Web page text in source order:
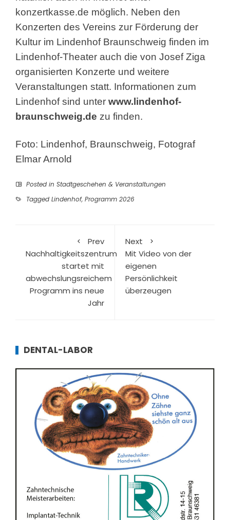
konzertkasse.de möglich. Neben den
Konzerten des Vereins zur Förderung der
Kultur im Lindenhof Braunschweig finden im
Lindenhof-Theater auch die von Josef Ziga
organisierten Konzerte und weitere
Veranstaltungen statt. Informationen zum
Lindenhof sind unter www.lindenhof-
braunschweig.de zu finden.
Foto: Lindenhof, Braunschweig, Fotograf
Elmar Arnold
Posted in Stadtgeschehen & Veranstaltungen
Tagged Lindenhof, Programm 2026
Prev
Nachhaltigkeitszentrum
startet mit
abwechslungsreichem
Programm ins neue
Jahr
Next
Mit Video von der
eigenen
Persönlichkeit
überzeugen
DENTAL-LABOR